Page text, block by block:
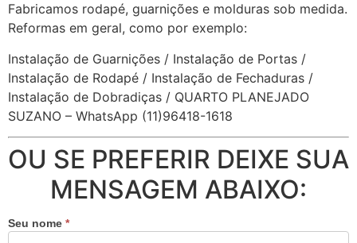
Fabricamos rodapé, guarnições e molduras sob medida.
Reformas em geral, como por exemplo:
Instalação de Guarnições / Instalação de Portas /
Instalação de Rodapé / Instalação de Fechaduras /
Instalação de Dobradiças / QUARTO PLANEJADO
SUZANO – WhatsApp (11)96418-1618
OU SE PREFERIR DEIXE SUA
MENSAGEM ABAIXO:
Seu nome *